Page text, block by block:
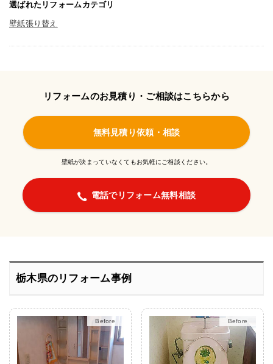
選ばれたリフォームカテゴリ
壁紙張り替え
リフォームのお見積り・ご相談はこちらから
無料見積り依頼・相談
壁紙が決まっていなくてもお気軽にご相談ください。
電話でリフォーム無料相談
栃木県のリフォーム事例
After After